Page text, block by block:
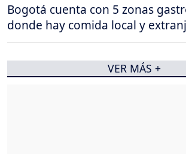
Bogotá cuenta con 5 zonas
donde hay comida local y
VER MÁS +